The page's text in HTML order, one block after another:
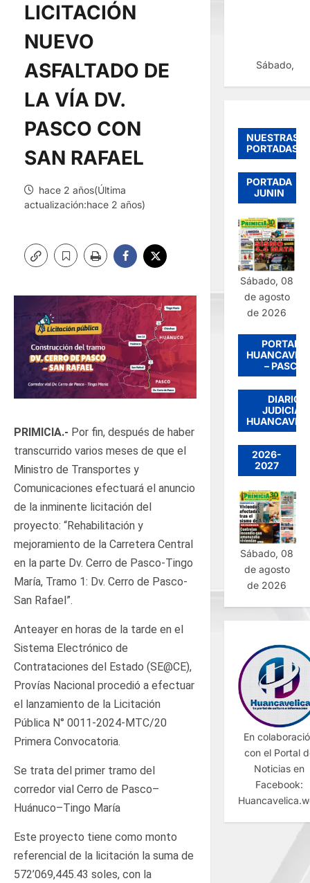
LICITACIÓN
NUEVO
ASFALTADO DE
LA VÍA DV.
PASCO CON
SAN RAFAEL
hace 2 años(Última
actualización:hace 2 años)
PRIMICIA.- Por fin, después de haber
transcurrido varios meses de que el
Ministro de Transportes y
Comunicaciones efectuará el anuncio
de la inminente licitación del
proyecto: “Rehabilitación y
mejoramiento de la Carretera Central
en la parte Dv. Cerro de Pasco-Tingo
María, Tramo 1: Dv. Cerro de Pasco-
San Rafael”.
Anteayer en horas de la tarde en el
Sistema Electrónico de
Contrataciones del Estado (SE@CE),
Provías Nacional procedió a efectuar
el lanzamiento de la Licitación
Pública N° 0011-2024-MTC/20
Primera Convocatoria.
Se trata del primer tramo del
corredor vial Cerro de Pasco–
Huánuco–Tingo María
Este proyecto tiene como monto
referencial de la licitación la suma de
572’069,445.43 soles, con la
Sábado,
NUESTRAS
PORTADAS
PORTADA
JUNIN
Sábado, 08
de agosto
de 2026
PORTADA
– PASCO
DIARIO
JUDICIAL
2026-
2027
Sábado, 08
de agosto
de 2026
En
con el Portal
Noticias en
Facebook: